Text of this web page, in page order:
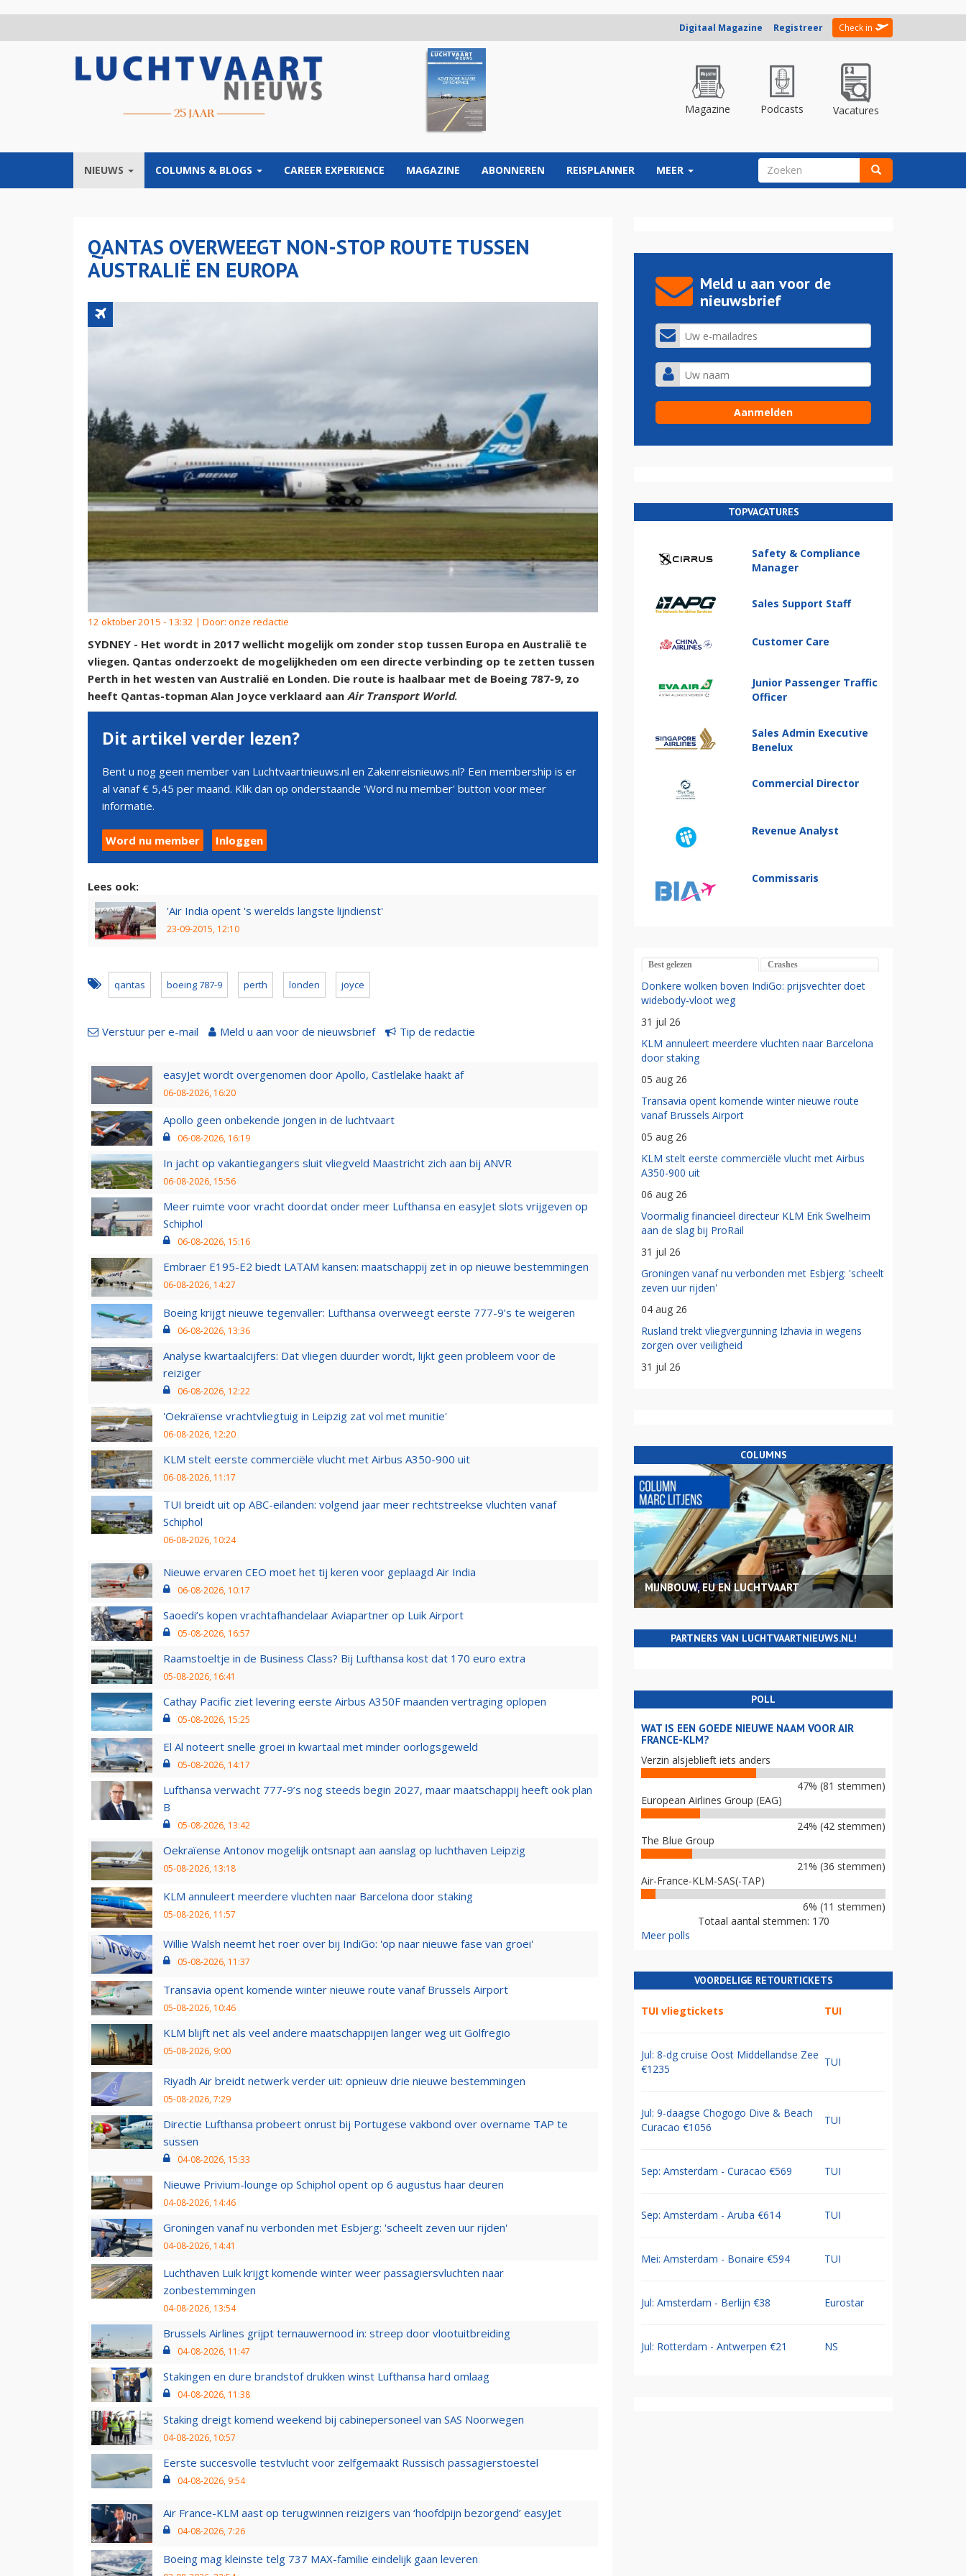
Digitaal Magazine Registreer Check in
Magazine Podcasts Vacatures
NIEUWS COLUMNS & BLOGS CAREER EXPERIENCE MAGAZINE ABONNEREN REISPLANNER MEER ZOEKVELD
QANTAS OVERWEEGT NON-STOP ROUTE TUSSEN
AUSTRALIË EN EUROPA
12 oktober 2015 - 13:32 | Door: onze redactie
SYDNEY - Het wordt in 2017 wellicht mogelijk om zonder stop tussen Europa en Australië te
vliegen. Qantas onderzoekt de mogelijkheden om een directe verbinding op te zetten tussen
Perth in het westen van Australië en Londen. Die route is haalbaar met de Boeing 787-9, zo
heeft Qantas-topman Alan Joyce verklaard aan Air Transport World.
Dit artikel verder lezen?
Bent u nog geen member van Luchtvaartnieuws.nl en Zakenreisnieuws.nl? Een membership is er
al vanaf € 5,45 per maand. Klik dan op onderstaande 'Word nu member' button voor meer
informatie.
Word nu member Inloggen
Lees ook:
'Air India opent 's werelds langste lijndienst'
23-09-2015, 12:10
qantas boeing 787-9 perth londen joyce
Verstuur per e-mail Meld u aan voor de nieuwsbrief Tip de redactie
easyJet wordt overgenomen door Apollo, Castlelake haakt af
06-08-2026, 16:20
Apollo geen onbekende jongen in de luchtvaart
06-08-2026, 16:19
In jacht op vakantiegangers sluit vliegveld Maastricht zich aan bij ANVR
06-08-2026, 15:56
Meer ruimte voor vracht doordat onder meer Lufthansa en easyJet slots vrijgeven op
Schiphol
06-08-2026, 15:16
Embraer E195-E2 biedt LATAM kansen: maatschappij zet in op nieuwe bestemmingen
06-08-2026, 14:27
Boeing krijgt nieuwe tegenvaller: Lufthansa overweegt eerste 777-9’s te weigeren
06-08-2026, 13:36
Analyse kwartaalcijfers: Dat vliegen duurder wordt, lijkt geen probleem voor de
reiziger
06-08-2026, 12:22
'Oekraïense vrachtvliegtuig in Leipzig zat vol met munitie'
06-08-2026, 12:20
KLM stelt eerste commerciële vlucht met Airbus A350-900 uit
06-08-2026, 11:17
TUI breidt uit op ABC-eilanden: volgend jaar meer rechtstreekse vluchten vanaf
Schiphol
06-08-2026, 10:24
Nieuwe ervaren CEO moet het tij keren voor geplaagd Air India
06-08-2026, 10:17
Saoedi’s kopen vrachtafhandelaar Aviapartner op Luik Airport
05-08-2026, 16:57
Raamstoeltje in de Business Class? Bij Lufthansa kost dat 170 euro extra
05-08-2026, 16:41
Cathay Pacific ziet levering eerste Airbus A350F maanden vertraging oplopen
05-08-2026, 15:25
El Al noteert snelle groei in kwartaal met minder oorlogsgeweld
05-08-2026, 14:17
Lufthansa verwacht 777-9’s nog steeds begin 2027, maar maatschappij heeft ook plan
B
05-08-2026, 13:42
Oekraïense Antonov mogelijk ontsnapt aan aanslag op luchthaven Leipzig
05-08-2026, 13:18
KLM annuleert meerdere vluchten naar Barcelona door staking
05-08-2026, 11:57
Willie Walsh neemt het roer over bij IndiGo: 'op naar nieuwe fase van groei'
05-08-2026, 11:37
Transavia opent komende winter nieuwe route vanaf Brussels Airport
05-08-2026, 10:46
KLM blijft net als veel andere maatschappijen langer weg uit Golfregio
05-08-2026, 9:00
Riyadh Air breidt netwerk verder uit: opnieuw drie nieuwe bestemmingen
05-08-2026, 7:29
Directie Lufthansa probeert onrust bij Portugese vakbond over overname TAP te
sussen
04-08-2026, 15:33
Nieuwe Privium-lounge op Schiphol opent op 6 augustus haar deuren
04-08-2026, 14:46
Groningen vanaf nu verbonden met Esbjerg: 'scheelt zeven uur rijden'
04-08-2026, 14:41
Luchthaven Luik krijgt komende winter weer passagiersvluchten naar
zonbestemmingen
04-08-2026, 13:54
Brussels Airlines grijpt ternauwernood in: streep door vlootuitbreiding
04-08-2026, 11:47
Stakingen en dure brandstof drukken winst Lufthansa hard omlaag
04-08-2026, 11:38
Staking dreigt komend weekend bij cabinepersoneel van SAS Noorwegen
04-08-2026, 10:57
Eerste succesvolle testvlucht voor zelfgemaakt Russisch passagierstoestel
04-08-2026, 9:54
Air France-KLM aast op terugwinnen reizigers van ‘hoofdpijn bezorgend’ easyJet
04-08-2026, 7:26
Boeing mag kleinste telg 737 MAX-familie eindelijk gaan leveren
Meld u aan voor de
nieuwsbrief
TOPVACATURES
Safety & Compliance
Manager
Sales Support Staff
Customer Care
Junior Passenger Traffic
Officer
Sales Admin Executive
Benelux
Commercial Director
Revenue Analyst
Commissaris
Best gelezen Crashes
Donkere wolken boven IndiGo: prijsvechter doet
widebody-vloot weg
31 jul 26
KLM annuleert meerdere vluchten naar Barcelona
door staking
05 aug 26
Transavia opent komende winter nieuwe route
vanaf Brussels Airport
05 aug 26
KLM stelt eerste commerciële vlucht met Airbus
A350-900 uit
06 aug 26
Voormalig financieel directeur KLM Erik Swelheim
aan de slag bij ProRail
31 jul 26
Groningen vanaf nu verbonden met Esbjerg: 'scheelt
zeven uur rijden'
04 aug 26
Rusland trekt vliegvergunning Izhavia in wegens
zorgen over veiligheid
31 jul 26
COLUMNS
MIJNBOUW, EU EN LUCHTVAART
PARTNERS VAN LUCHTVAARTNIEUWS.NL!
POLL
WAT IS EEN GOEDE NIEUWE NAAM VOOR AIR
FRANCE-KLM?
Verzin alsjeblieft iets anders
47% (81 stemmen)
European Airlines Group (EAG)
24% (42 stemmen)
The Blue Group
21% (36 stemmen)
Air-France-KLM-SAS(-TAP)
6% (11 stemmen)
Totaal aantal stemmen: 170
Meer polls
VOORDELIGE RETOURTICKETS
TUI vliegtickets TUI
Jul: 8-dg cruise Oost Middellandse Zee
€1235
TUI
Jul: 9-daagse Chogogo Dive & Beach
Curacao €1056
TUI
Sep: Amsterdam - Curacao €569 TUI
Sep: Amsterdam - Aruba €614 TUI
Mei: Amsterdam - Bonaire €594 TUI
Jul: Amsterdam - Berlijn €38 Eurostar
Jul: Rotterdam - Antwerpen €21 NS